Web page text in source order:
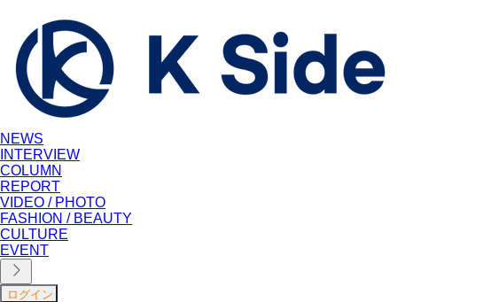
NEWS
INTERVIEW
COLUMN
REPORT
VIDEO / PHOTO
FASHION / BEAUTY
CULTURE
EVENT